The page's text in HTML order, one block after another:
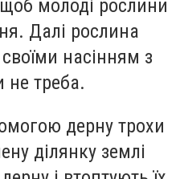
молоді рослини
Далі рослина
насінням з
не треба.
дерну трохи
ділянку землі